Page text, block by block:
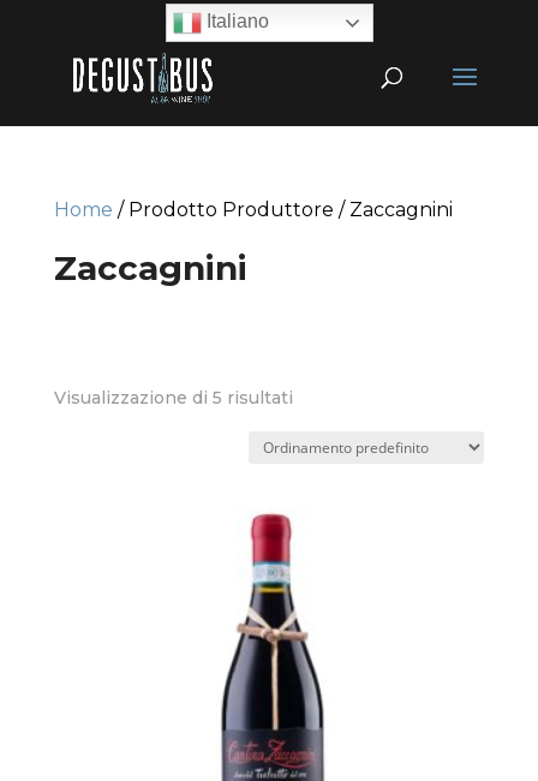
Home / Prodotto Produttore / Zaccagnini
Zaccagnini
Visualizzazione di 5 risultati
Italiano